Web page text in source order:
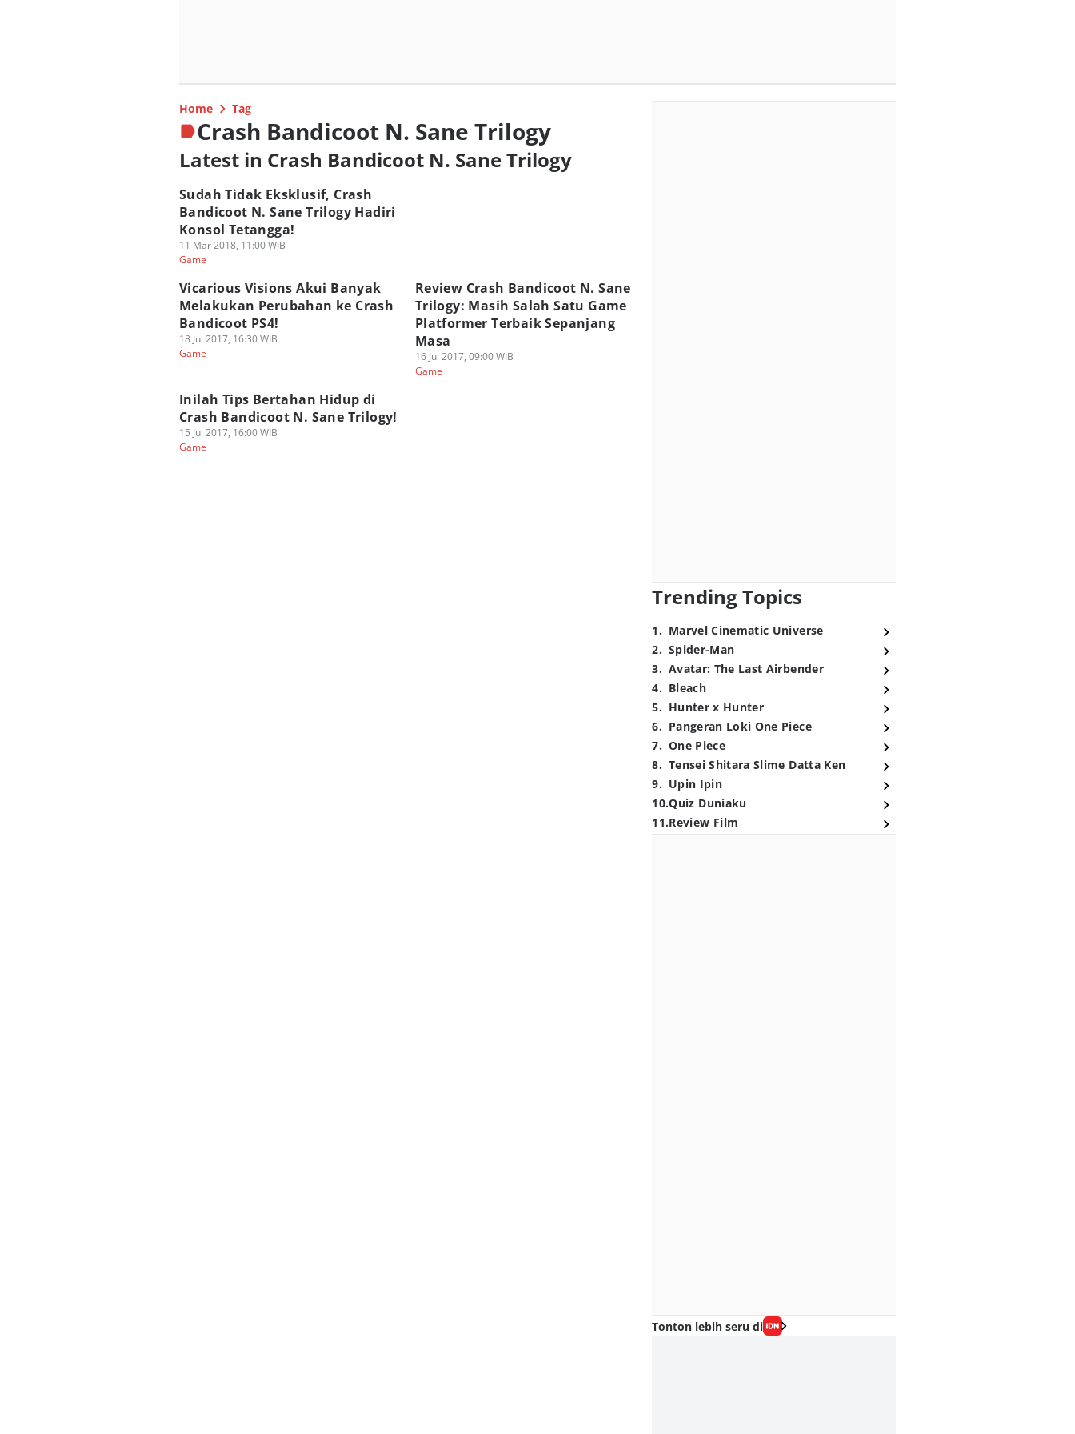
Home Tag
Crash Bandicoot N. Sane Trilogy
Latest in Crash Bandicoot N. Sane Trilogy
Sudah Tidak Eksklusif, Crash
Bandicoot N. Sane Trilogy Hadiri
Konsol Tetangga!
11 Mar 2018, 11:00 WIB
Game
Vicarious Visions Akui Banyak
Melakukan Perubahan ke Crash
Bandicoot PS4!
18 Jul 2017, 16:30 WIB
Game
Review Crash Bandicoot N. Sane
Trilogy: Masih Salah Satu Game
Platformer Terbaik Sepanjang
Masa
16 Jul 2017, 09:00 WIB
Game
Inilah Tips Bertahan Hidup di
Crash Bandicoot N. Sane Trilogy!
15 Jul 2017, 16:00 WIB
Game
Trending Topics
1. Marvel Cinematic Universe
2. Spider-Man
3. Avatar: The Last Airbender
4. Bleach
5. Hunter x Hunter
6. Pangeran Loki One Piece
7. One Piece
8. Tensei Shitara Slime Datta Ken
9. Upin Ipin
10.Quiz Duniaku
11.Review Film
Tonton lebih seru di